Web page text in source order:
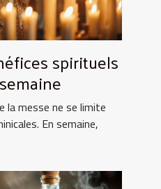
spirituels
la messe ne se limite
En semaine,